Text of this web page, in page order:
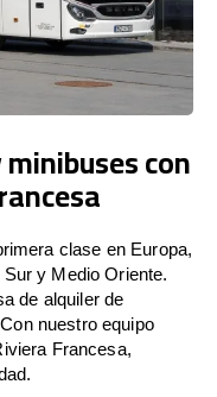
con
clase en Europa,
y Medio Oriente.
de alquiler de
nuestro equipo
Francesa,